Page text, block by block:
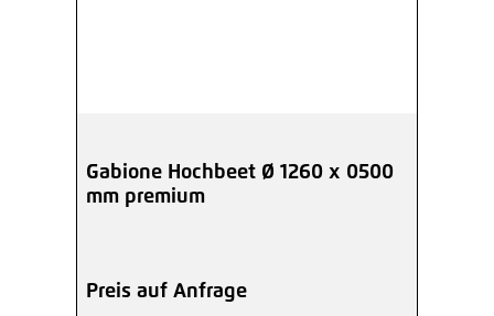
Gabione Hochbeet Ø 1260 x 0500
mm premium
Preis auf Anfrage